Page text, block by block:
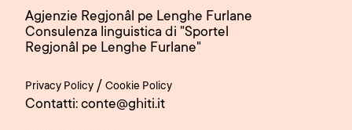
Agjenzie Regjonâl pe Lenghe Furlane
Consulenza linguistica di "Sportel
Regjonâl pe Lenghe Furlane"
Privacy Policy / Cookie Policy
Contatti: conte@ghiti.it